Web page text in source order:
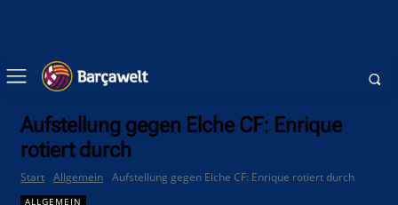
Aufstellung gegen Elche CF: Enrique
rotiert durch
Start Allgemein Aufstellung gegen Elche CF: Enrique rotiert durch
ALLGEMEIN